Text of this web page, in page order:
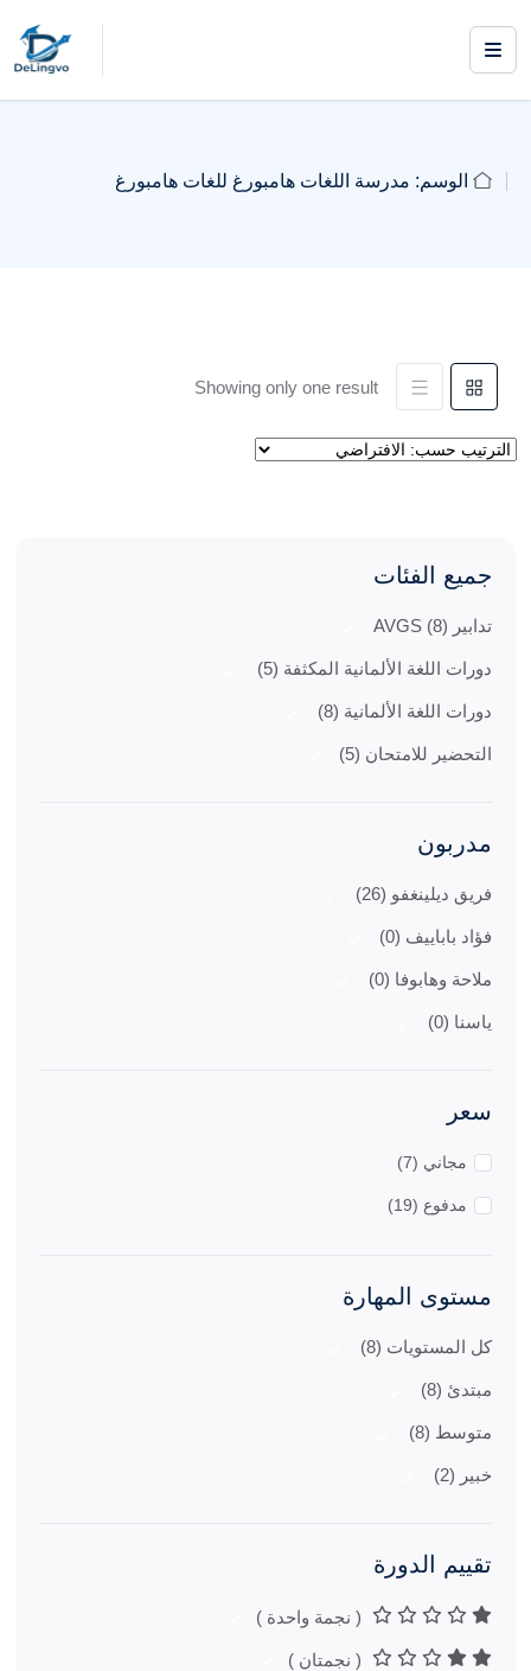
الوسم: مدرسة اللغات هامبورغ للغات هامبورغ
Showing only one result
جميع الفئات
تدابير AVGS (8)
دورات اللغة الألمانية المكثفة (5)
دورات اللغة الألمانية (8)
التحضير للامتحان (5)
مدربون
فريق ديلينغفو (26)
فؤاد باباييف (0)
ملاحة وهابوفا (0)
ياسنا (0)
سعر
مجاني (7)
مدفوع (19)
مستوى المهارة
كل المستويات (8)
مبتدئ (8)
متوسط (8)
خبير (2)
تقييم الدورة
( نجمة واحدة )
( نجمتان )